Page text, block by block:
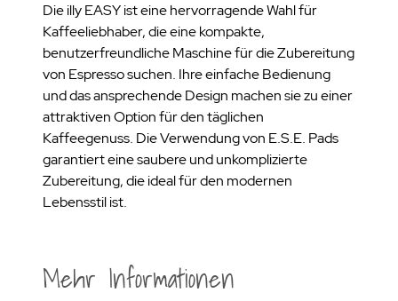
Die illy EASY ist eine hervorragende Wahl für
Kaffeeliebhaber, die eine kompakte,
benutzerfreundliche Maschine für die Zubereitung
von Espresso suchen. Ihre einfache Bedienung
und das ansprechende Design machen sie zu einer
attraktiven Option für den täglichen
Kaffeegenuss. Die Verwendung von E.S.E. Pads
garantiert eine saubere und unkomplizierte
Zubereitung, die ideal für den modernen
Lebensstil ist.
Mehr Informationen